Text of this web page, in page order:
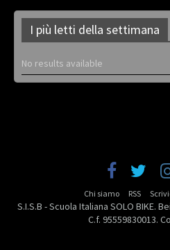
I più letti della settimana
No results available
Chi siamo RSS
S.I.S.B - Scuola Italiana SOLO BIKE.
C.f. 95559830013.